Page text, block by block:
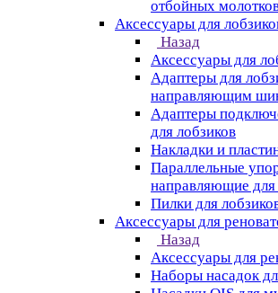
отбойных
Аксессуары для
Назад
Аксессуары для
Адаптеры для
направляющим
Адаптеры
для лобзиков
Накладки и
Параллельные
направляющие для
Пилки для
Аксессуары для
Назад
Аксессуары для
Наборы насадок